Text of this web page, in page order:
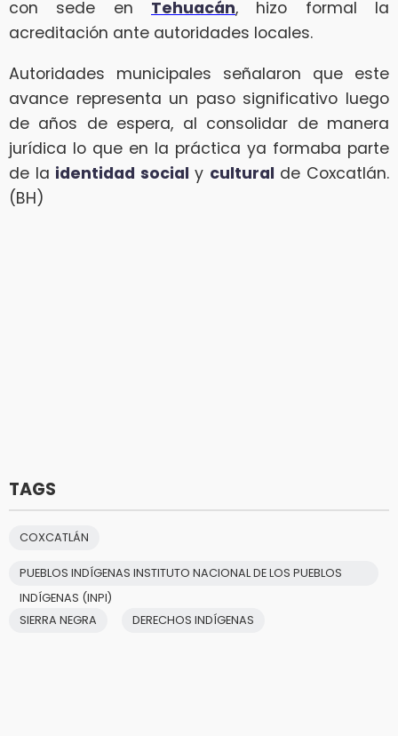
con sede en Tehuacán, hizo formal la
acreditación ante autoridades locales.
Autoridades municipales señalaron que este
avance representa un paso significativo luego
de años de espera, al consolidar de manera
jurídica lo que en la práctica ya formaba parte
de la identidad social y cultural de Coxcatlán.
(BH)
TAGS
COXCATLÁN
PUEBLOS INDÍGENAS INSTITUTO NACIONAL DE LOS PUEBLOS
INDÍGENAS (INPI)
SIERRA NEGRA
DERECHOS INDÍGENAS